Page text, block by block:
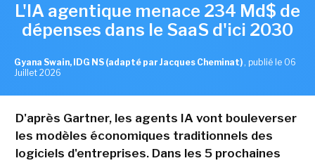
L'IA agentique menace 234 Md$ de
dépenses dans le SaaS d'ici 2030
Gyana Swain, IDG NS (adapté par Jacques Cheminat) , publié le 06
Juillet 2026
D'après Gartner, les agents IA vont bouleverser
les modèles économiques traditionnels des
logiciels d'entreprises. Dans les 5 prochaines